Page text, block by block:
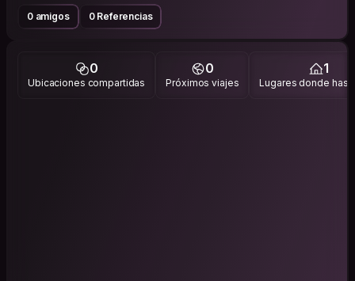
0 amigos 0 Referencias
0
Ubicaciones compartidas
0
Próximos viajes
1
Lugares donde has